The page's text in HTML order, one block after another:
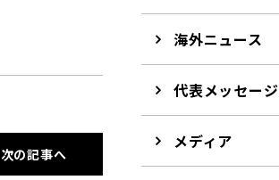
次の記事へ
海外ニュース
代表メッセージ
メディア